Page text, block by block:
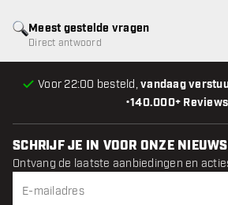
•140.000+ Reviews
Voor 22:00 besteld,vandaag
Meest gestelde vragen
Direct antwoord
SCHRIJF JE IN VOOR ONZE
Ontvang de laatste aanbiedingen en